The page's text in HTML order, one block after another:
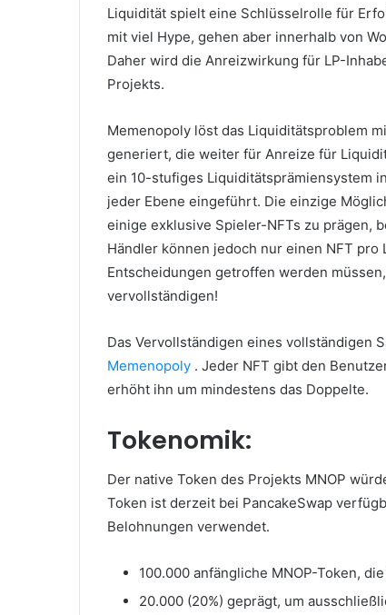
Liquidität spielt eine Schlüsselrolle für
mit viel Hype, gehen aber innerhalb von
Daher wird die Anreizwirkung für LP-
Projekts.
Memenopoly löst das Liquiditätsproblem
generiert, die weiter für Anreize für
ein 10-stufiges Liquiditätsprämiensystem
jeder Ebene eingeführt. Die einzige
einige exklusive Spieler-NFTs zu prägen,
Händler können jedoch nur einen NFT
Entscheidungen getroffen werden
vervollständigen!
Das Vervollständigen eines vollständigen
Memenopoly . Jeder NFT gibt den
erhöht ihn um mindestens das Doppelte.
Tokenomik:
Der native Token des Projekts MNOP
Token ist derzeit bei PancakeSwap
Belohnungen verwendet.
100.000 anfängliche MNOP-Token,
20.000 (20%) geprägt, um